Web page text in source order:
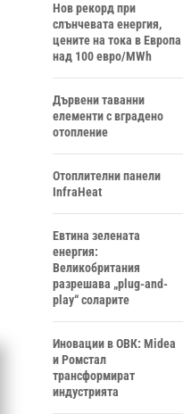
Нов рекорд при
слънчевата енергия,
цените на тока в Европа
над 100 евро/MWh
Дървени таванни
елементи с вградено
отопление
Отоплителни панели
InfraHeat
Евтина зелената
енергия:
Великобритания
разрешава „plug-and-
play“ соларите
Иновации в ОВК: Midea
и Ромстал
трансформират
индустрията